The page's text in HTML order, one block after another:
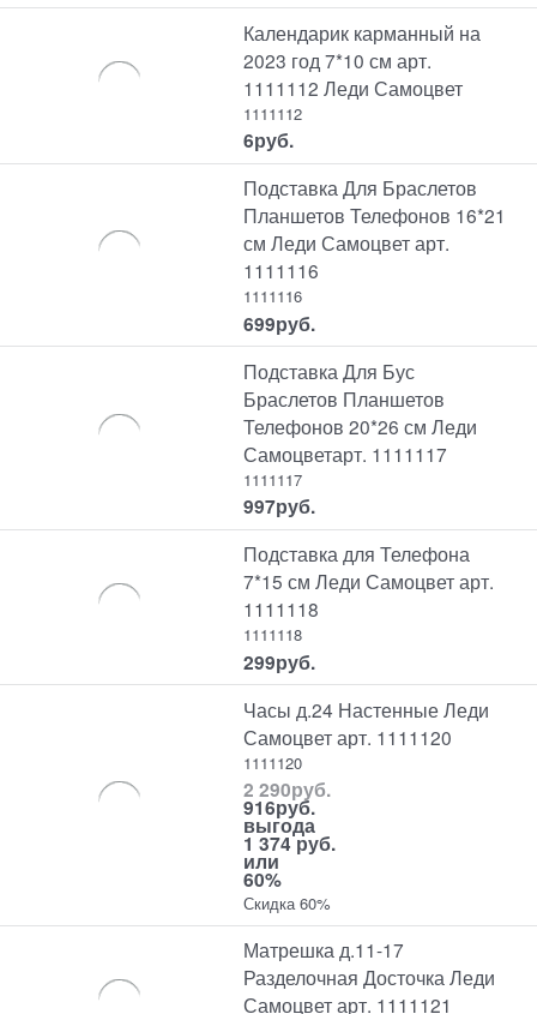
Календарик карманный на
2023 год 7*10 см арт.
1111112 Леди Самоцвет
1111112
6руб.
Подставка Для Браслетов
Планшетов Телефонов 16*21
см Леди Самоцвет арт.
1111116
1111116
699руб.
Подставка Для Бус
Браслетов Планшетов
Телефонов 20*26 см Леди
Самоцветарт. 1111117
1111117
997руб.
Подставка для Телефона
7*15 см Леди Самоцвет арт.
1111118
1111118
299руб.
Часы д.24 Настенные Леди
Самоцвет арт. 1111120
1111120
2 290руб.
916руб.
выгода
1 374 руб.
или
60%
Скидка 60%
Матрешка д.11-17
Разделочная Досточка Леди
Самоцвет арт. 1111121